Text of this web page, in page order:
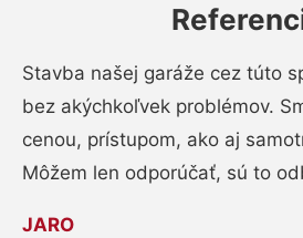
Stavba našej garáže cez túto
bez akýchkoľvek problémov.
cenou, prístupom, ako aj
Môžem len odporúčať, sú to
JARO